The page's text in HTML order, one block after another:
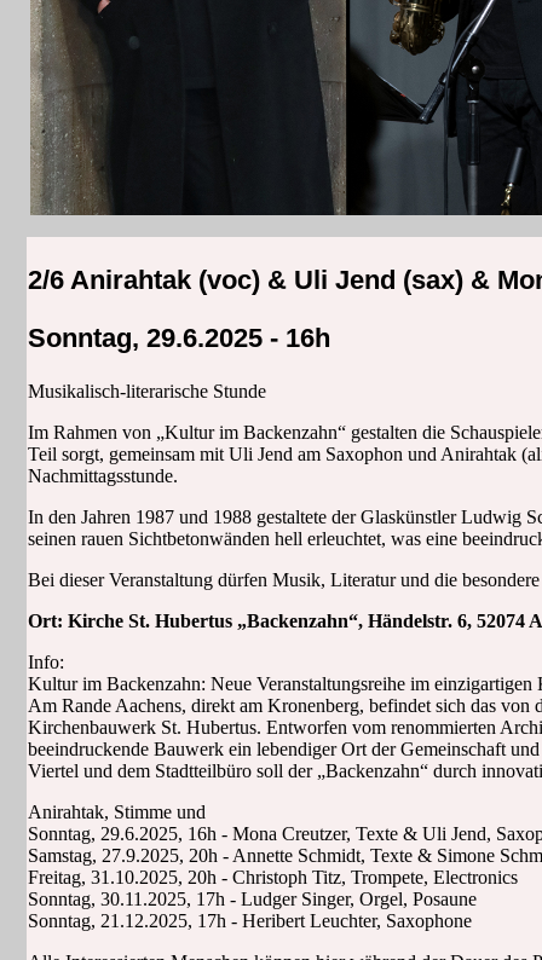
2/6 Anirahtak (voc) & Uli Jend (sax) &
Sonntag, 29.6.2025 - 16h
Musikalisch-literarische Stunde
Im Rahmen von „Kultur im Backenzahn“ gestalten die
Teil sorgt, gemeinsam mit Uli Jend am Saxophon und Anirahtak
Nachmittagsstunde.
In den Jahren 1987 und 1988 gestaltete der Glaskünstler Ludwig
seinen rauen Sichtbetonwänden hell erleuchtet, was eine
Bei dieser Veranstaltung dürfen Musik, Literatur und die
Ort: Kirche St. Hubertus „Backenzahn“, Händelstr. 6, 52074
Info:
Kultur im Backenzahn: Neue Veranstaltungsreihe im
Am Rande Aachens, direkt am Kronenberg, befindet sich das von
Kirchenbauwerk St. Hubertus. Entworfen vom renommierten
beeindruckende Bauwerk ein lebendiger Ort der Gemeinschaft
Viertel und dem Stadtteilbüro soll der „Backenzahn“ durch
Anirahtak, Stimme und
Sonntag, 29.6.2025, 16h - Mona Creutzer, Texte & Uli Jend,
Samstag, 27.9.2025, 20h - Annette Schmidt, Texte & Simone
Freitag, 31.10.2025, 20h - Christoph Titz, Trompete, Electronics
Sonntag, 30.11.2025, 17h - Ludger Singer, Orgel, Posaune
Sonntag, 21.12.2025, 17h - Heribert Leuchter, Saxophone